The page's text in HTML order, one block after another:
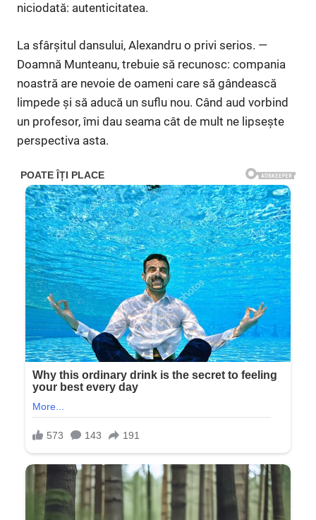
niciodată: autenticitatea.
La sfârșitul dansului, Alexandru o privi serios. —
Doamnă Munteanu, trebuie să recunosc: compania
noastră are nevoie de oameni care să gândească
limpede și să aducă un suflu nou. Când aud vorbind
un profesor, îmi dau seama cât de mult ne lipsește
perspectiva asta.